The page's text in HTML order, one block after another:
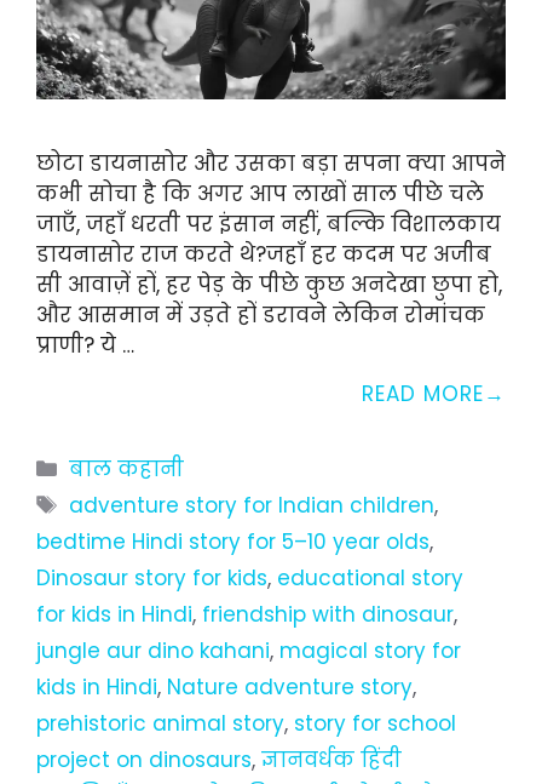
छोटा डायनासोर और उसका बड़ा सपना क्या आपने
कभी सोचा है कि अगर आप लाखों साल पीछे चले
जाएँ, जहाँ धरती पर इंसान नहीं, बल्कि विशालकाय
डायनासोर राज करते थे?जहाँ हर कदम पर अजीब
सी आवाज़ें हों, हर पेड़ के पीछे कुछ अनदेखा छुपा हो,
और आसमान में उड़ते हों डरावने लेकिन रोमांचक
प्राणी? ये …
READ MORE
Categories
बाल कहानी
Tags
adventure story for Indian children,
bedtime Hindi story for 5–10 year olds,
Dinosaur story for kids, educational story
for kids in Hindi, friendship with dinosaur,
jungle aur dino kahani, magical story for
kids in Hindi, Nature adventure story,
prehistoric animal story, story for school
project on dinosaurs, ज्ञानवर्धक हिंदी